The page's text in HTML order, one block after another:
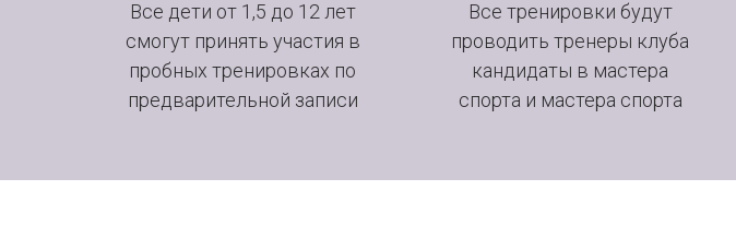
Все дети от 1,5 до 12 лет
смогут принять участия в
пробных тренировках по
предварительной записи
Все тренировки будут
проводить тренеры клуба
кандидаты в мастера
спорта и мастера спорта